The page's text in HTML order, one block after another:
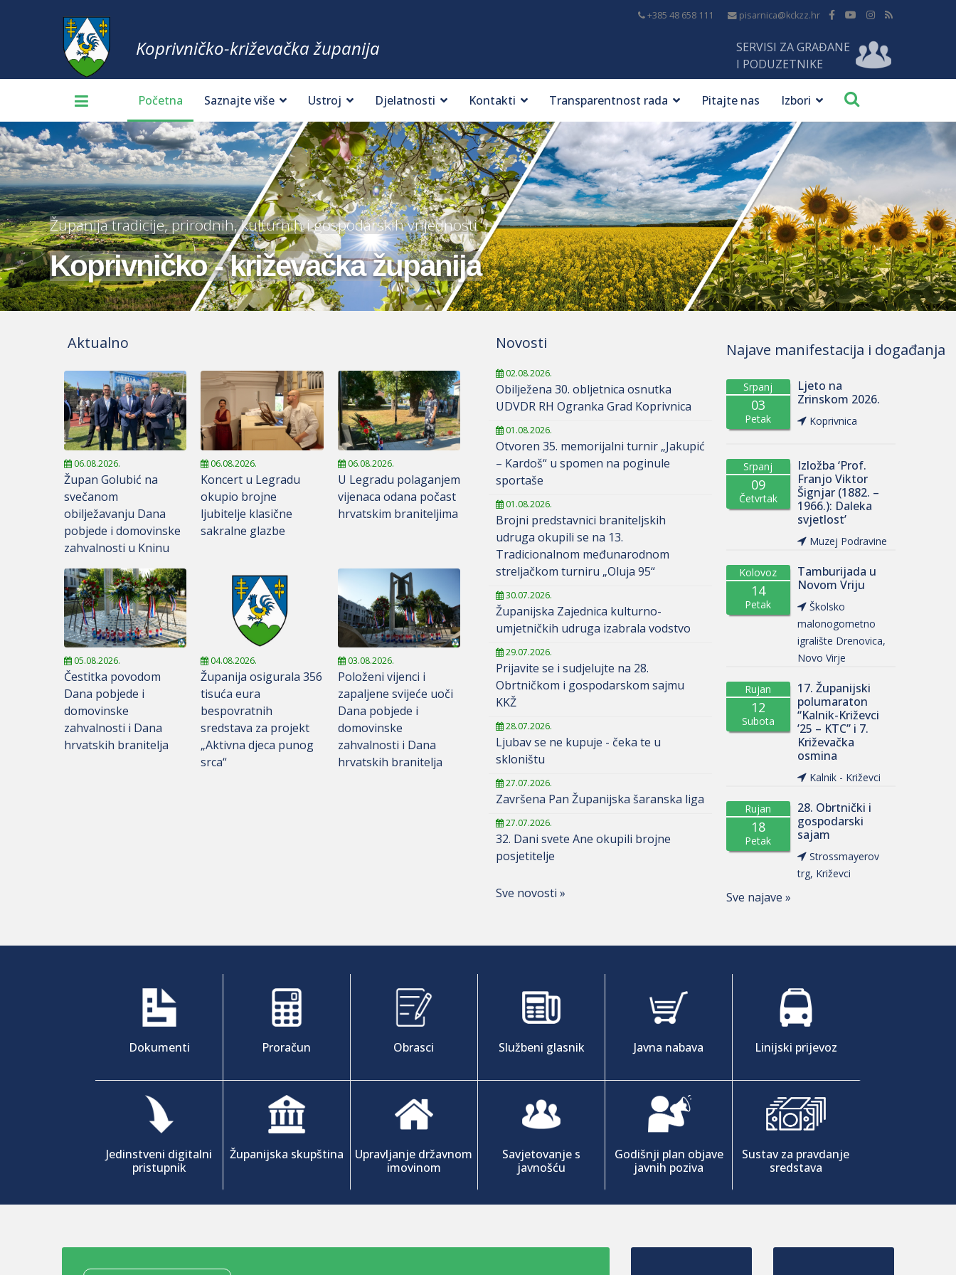
+385 48 658 111 pisarnica@kckzz.hr
Koprivničko-križevačka županija
SERVISI ZA GRAĐANE
I PODUZETNIKE
Početna Saznajte više Ustroj Djelatnosti Kontakti Transparentnost rada Pitajte nas Izbori
Županija tradicije, prirodnih, kulturnih i gospodarskih vrijednosti
Koprivničko - križevačka županija
Aktualno
06.08.2026.
Župan Golubić na
svečanom
obilježavanju Dana
pobjede i domovinske
zahvalnosti u Kninu
06.08.2026.
Koncert u Legradu
okupio brojne
ljubitelje klasične
sakralne glazbe
06.08.2026.
U Legradu polaganjem
vijenaca odana počast
hrvatskim braniteljima
05.08.2026.
Čestitka povodom
Dana pobjede i
domovinske
zahvalnosti i Dana
hrvatskih branitelja
04.08.2026.
Županija osigurala 356
tisuća eura
bespovratnih
sredstava za projekt
„Aktivna djeca punog
srca“
03.08.2026.
Položeni vijenci i
zapaljene svijeće uoči
Dana pobjede i
domovinske
zahvalnosti i Dana
hrvatskih branitelja
Novosti
02.08.2026.
Obilježena 30. obljetnica osnutka
UDVDR RH Ogranka Grad Koprivnica
01.08.2026.
Otvoren 35. memorijalni turnir „Jakupić
– Kardoš“ u spomen na poginule
sportaše
01.08.2026.
Brojni predstavnici braniteljskih
udruga okupili se na 13.
Tradicionalnom međunarodnom
streljačkom turniru „Oluja 95“
30.07.2026.
Županijska Zajednica kulturno-
umjetničkih udruga izabrala vodstvo
29.07.2026.
Prijavite se i sudjelujte na 28.
Obrtničkom i gospodarskom sajmu
KKŽ
28.07.2026.
Ljubav se ne kupuje - čeka te u
skloništu
27.07.2026.
Završena Pan Županijska šaranska liga
27.07.2026.
32. Dani svete Ane okupili brojne
posjetitelje
Sve novosti »
Najave manifestacija i događanja
Srpanj
03
Petak
Ljeto na
Zrinskom 2026.
Koprivnica
Srpanj
09
Četvrtak
Izložba ‘Prof.
Franjo Viktor
Šignjar (1882. –
1966.): Daleka
svjetlost’
Muzej Podravine
Kolovoz
14
Petak
Tamburijada u
Novom Vriju
Školsko
malonogometno
igralište Drenovica,
Novo Virje
Rujan
12
Subota
17. Županijski
polumaraton
“Kalnik-Križevci
’25 – KTC” i 7.
Križevačka
osmina
Kalnik - Križevci
Rujan
18
Petak
28. Obrtnički i
gospodarski
sajam
Strossmayerov
trg, Križevci
Sve najave »
Dokumenti Proračun Obrasci Službeni glasnik Javna nabava Linijski prijevoz
Jedinstveni digitalni
pristupnik
Županijska skupština
Upravljanje državnom
imovinom
Savjetovanje s
javnošću
Godišnji plan objave
javnih poziva
Sustav za pravdanje
sredstava